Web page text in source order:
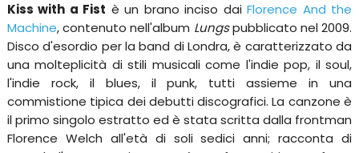
Kiss with a Fist è un brano inciso daiFlorence And the
Machine, contenuto nell'album Lungspubblicato nel 2009.
Disco d'esordio per la band di Londra, è caratterizzato da
una molteplicità di stili musicali come l'indie pop, il soul,
l'indie rock, il blues, il punk, tutti assieme in una
commistione tipica dei debutti discografici. La canzone è
il primo singolo estratto ed è stata scritta dalla frontman
Florence Welch all'età di soli sedici anni; racconta di